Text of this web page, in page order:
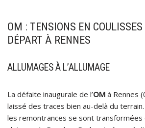
OM : TENSIONS EN
DÉPART À RENNES
ALLUMAGES À L’ALLUMAGE
La défaite inaugurale de l’OM à Rennes
laissé des traces bien au-delà du
les remontrances se sont transformées